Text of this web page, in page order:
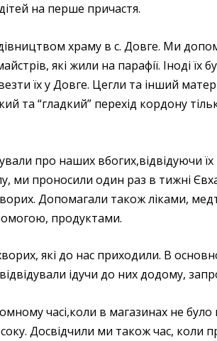
на перше причастя.
храму в с. Довге. Ми
які жили на парафії. Іноді їх
їх у Довге. Цегли та інший
та “гладкий” перехід кордону
про наших вбогих,відвідуючи
ми проносили один раз в тижні
Допомагали також ліками,
продуктами.
які до нас приходили. В
ідучи до них додому,
часі,коли в магазинах не було
Досвідчили ми також час, коли